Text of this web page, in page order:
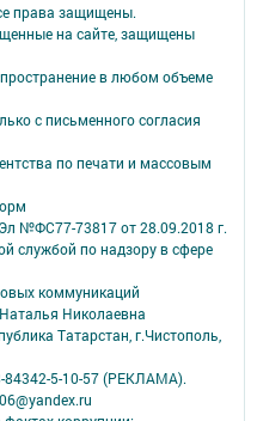
права защищены.
на сайте, защищены
в любом объеме
с письменного согласия
по печати и массовым
№ФС77-73817 от 28.09.2018 г.
службой по надзору в сфере
коммуникаций
Николаевна
Татарстан, г.Чистополь,
84342-5-10-57 (РЕКЛАМА).